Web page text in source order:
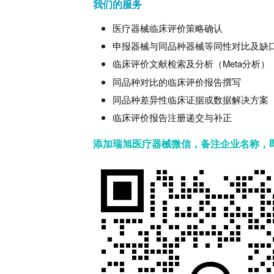
我们的服务
医疗器械临床评价策略确认
申报器械与同品种器械等同性对比及缺
临床评价文献检索及分析（Meta分析）
同品种对比的临床评价报告撰写
同品种差异性临床证据或数据解决方案
临床评价报告注册递交与补正
添加瑞旭医疗器械微信，备注企业名称，